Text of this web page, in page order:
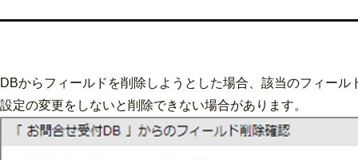
DBからフィールドを削除しようとした場合、該当のフィー
設定の変更をしないと削除できない場合があります。